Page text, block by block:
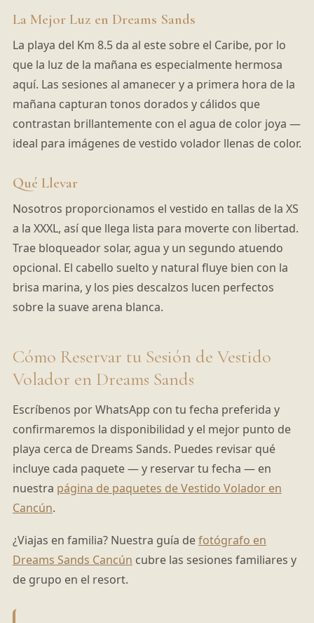
La Mejor Luz en Dreams Sands
La playa del Km 8.5 da al este sobre el Caribe, por lo
que la luz de la mañana es especialmente hermosa
aquí. Las sesiones al amanecer y a primera hora de la
mañana capturan tonos dorados y cálidos que
contrastan brillantemente con el agua de color joya —
ideal para imágenes de vestido volador llenas de color.
Qué Llevar
Nosotros proporcionamos el vestido en tallas de la XS
a la XXXL, así que llega lista para moverte con libertad.
Trae bloqueador solar, agua y un segundo atuendo
opcional. El cabello suelto y natural fluye bien con la
brisa marina, y los pies descalzos lucen perfectos
sobre la suave arena blanca.
Cómo Reservar tu Sesión de Vestido
Volador en Dreams Sands
Escríbenos por WhatsApp con tu fecha preferida y
confirmaremos la disponibilidad y el mejor punto de
playa cerca de Dreams Sands. Puedes revisar qué
incluye cada paquete — y reservar tu fecha — en
nuestra página de paquetes de Vestido Volador en
Cancún.
¿Viajas en familia? Nuestra guía defotógrafo en
Dreams Sands Cancún cubre las sesiones familiares y
de grupo en el resort.